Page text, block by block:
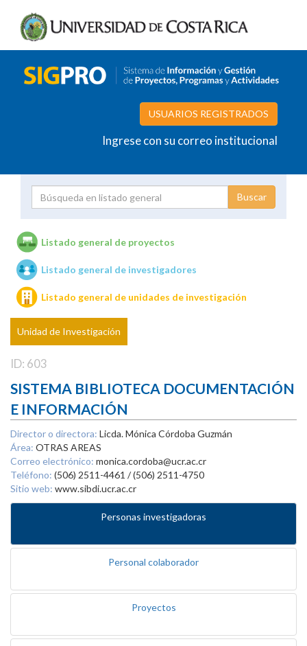
USUARIOS REGISTRADOS
Ingrese con su correo institucional
Unidades de investigación
Listado general de proyectos
Listado general de investigadores
Listado general de unidades de investigación
Unidad de Investigación
ID: 603
SISTEMA BIBLIOTECA DOCUMENTACIÓN
E INFORMACIÓN
Director o directora: Licda. Mónica Córdoba Guzmán
Área: OTRAS AREAS
Correo electrónico: monica.cordoba@ucr.ac.cr
Teléfono: (506) 2511-4461 / (506) 2511-4750
Sitio web: www.sibdi.ucr.ac.cr
Personas investigadoras
Personal colaborador
Proyectos